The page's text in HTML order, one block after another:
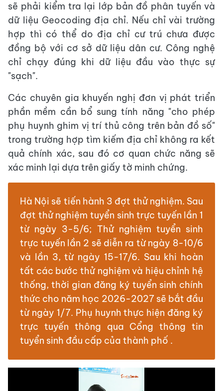
sẽ phải kiểm tra lại lớp bản đồ phân tuyến và
dữ liệu Geocoding địa chỉ. Nếu chỉ vài trường
hợp thì có thể do địa chỉ cư trú chưa được
đồng bộ với cơ sở dữ liệu dân cư. Công nghệ
chỉ chạy đúng khi dữ liệu đầu vào thực sự
"sạch".
Các chuyên gia khuyến nghị đơn vị phát triển
phần mềm cần bổ sung tính năng "cho phép
phụ huynh ghim vị trí thủ công trên bản đồ số"
trong trường hợp tìm kiếm địa chỉ không ra kết
quả chính xác, sau đó cơ quan chức năng sẽ
xác minh lại dựa trên giấy tờ minh chứng.
Hà Nội sẽ tiến hành 3 đợt thử nghiệm. Sau
đợt thử nghiệm tuyển sinh trực tuyến lần 1
từ ngày 3-5/6; Thử nghiệm tuyển sinh
trực tuyến lần 2 sẽ diễn ra từ ngày 8-10/6
và lần 3, từ ngày 15-17/6. Sau khi hoàn
tất các bước thử nghiệm và hiệu chỉnh hệ
thống, thời gian đăng ký tuyển sinh chính
thức cho năm học 2026-2027 sẽ bắt đầu
từ ngày 1/7. Phụ huynh thực hiện đăng ký
trực tuyến thông qua Cổng thông tin
tuyển sinh đầu cấp của thành phố .